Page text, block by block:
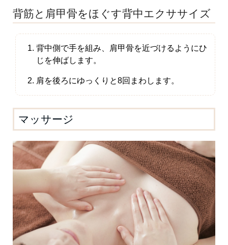
背筋と肩甲骨をほぐす背中エクササイズ
背中側で手を組み、肩甲骨を近づけるようにひ
じを伸ばします。
肩を後ろにゆっくりと8回まわします。
マッサージ